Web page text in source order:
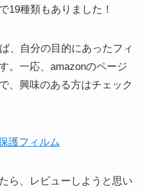
19種類もありました！
、自分の目的にあったフィ
。一応、amazonのページ
、興味のある方はチェック
護フィルム
ら、レビューしようと思い